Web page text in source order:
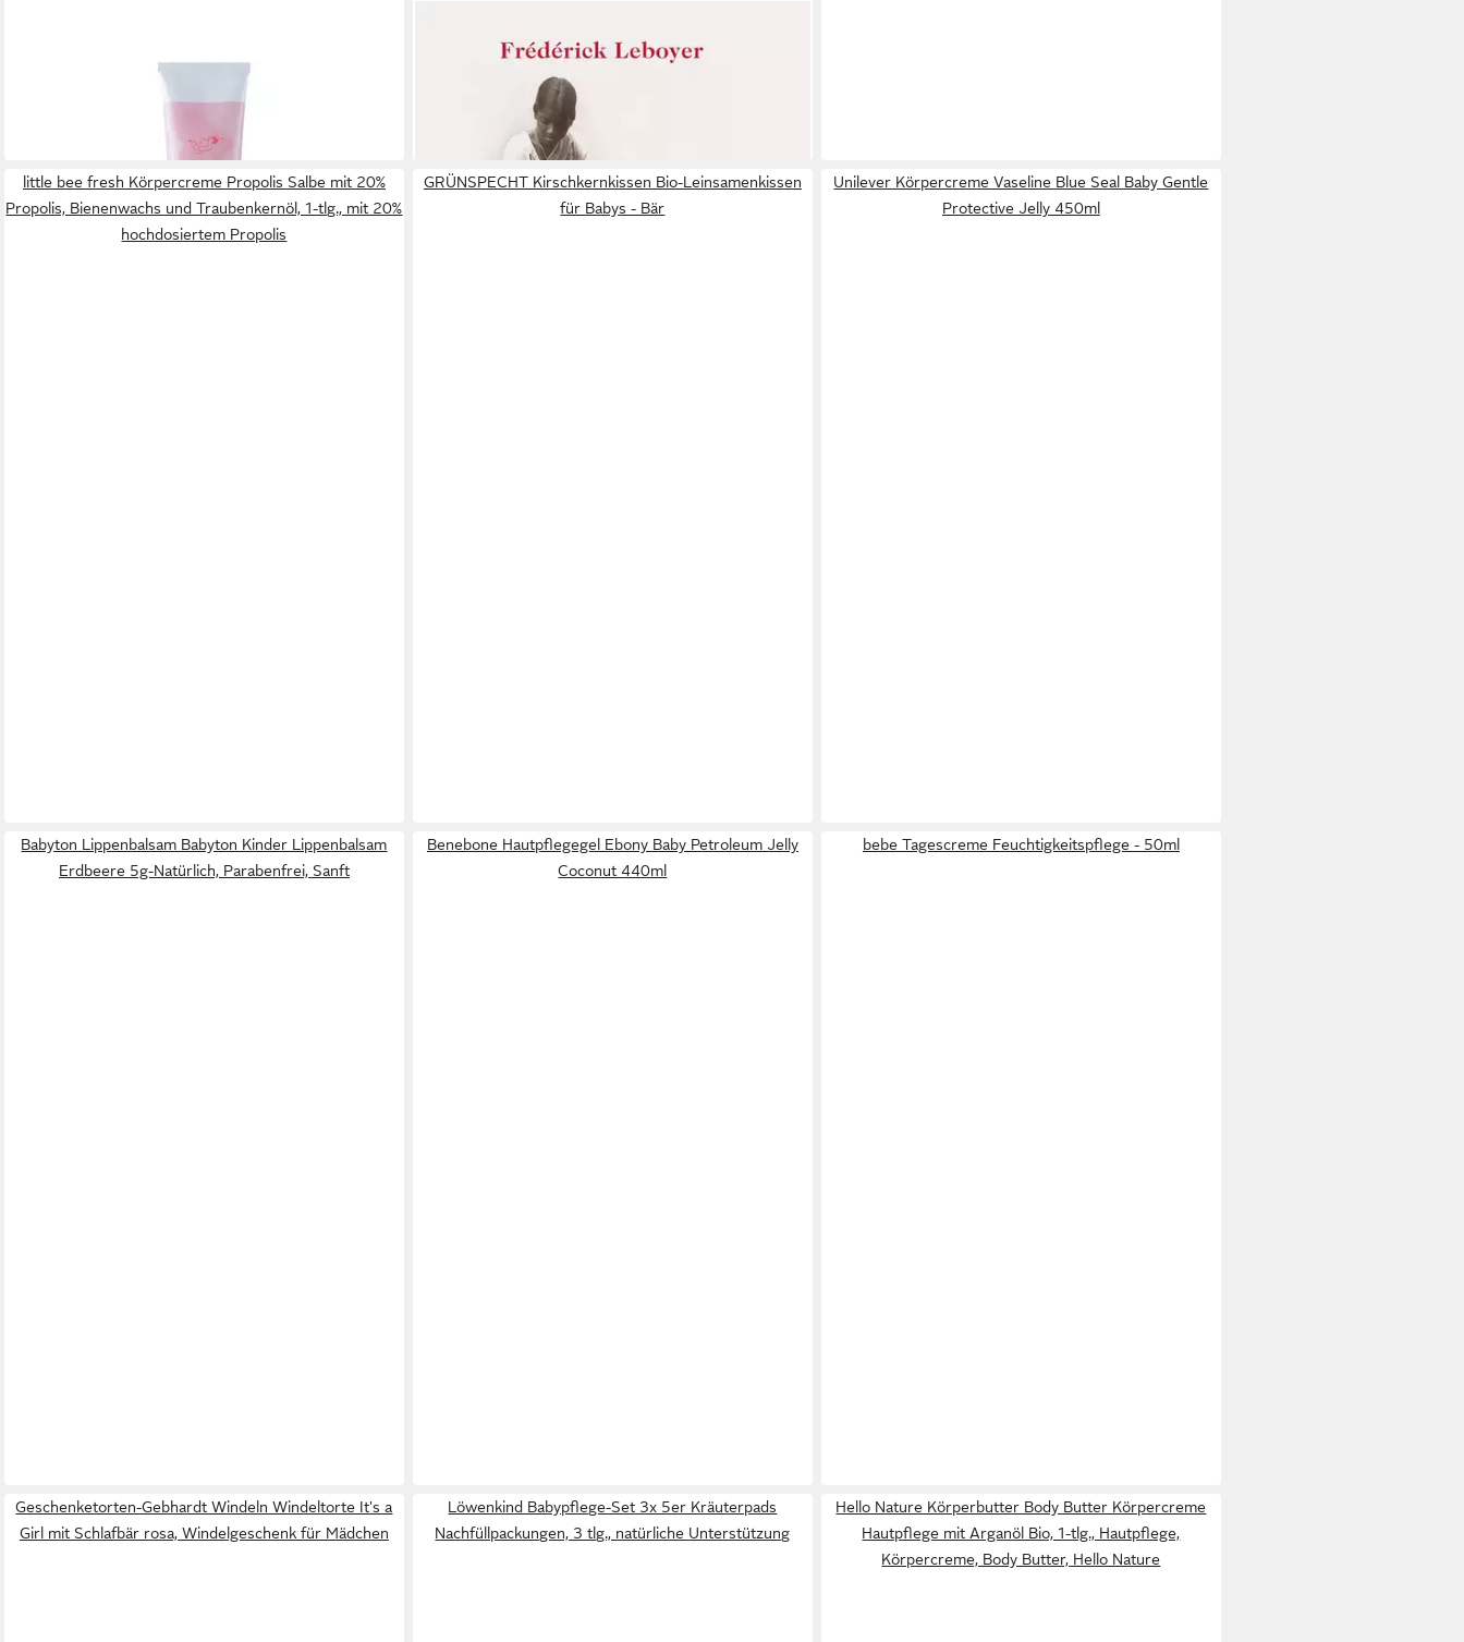
Brustwarzenbalsam für stillende Mütter
lieferbar - in 2-3 Werktagen bei dir
Baby-Massage. Mit a / Frédérick Leboyer, X
lieferbar - in 2-3 Werktagen bei dir
little bee fresh Körpercreme Propolis Salbe mit 20%
Propolis, Bienenwachs und Traubenkernöl, 1-tlg., mit 20%
hochdosiertem Propolis
GRÜNSPECHT Kirschkernkissen Bio-Leinsamenkissen
für Babys - Bär
Unilever Körpercreme Vaseline Blue Seal Baby Gentle
Protective Jelly 450ml
Babyton Lippenbalsam Babyton Kinder Lippenbalsam
Erdbeere 5g-Natürlich, Parabenfrei, Sanft
Benebone Hautpflegegel Ebony Baby Petroleum Jelly
Coconut 440ml
bebe Tagescreme Feuchtigkeitspflege - 50ml
Geschenketorten-Gebhardt Windeln Windeltorte It's a
Girl mit Schlafbär rosa, Windelgeschenk für Mädchen
Löwenkind Babypflege-Set 3x 5er Kräuterpads
Nachfüllpackungen, 3 tlg., natürliche Unterstützung
Hello Nature Körperbutter Body Butter Körpercreme
Hautpflege mit Arganöl Bio, 1-tlg., Hautpflege,
Körpercreme, Body Butter, Hello Nature